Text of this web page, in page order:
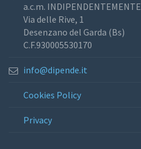
a.c.m. INDIPENDENTEMENTE
Via delle Rive, 1
Desenzano del Garda (Bs)
C.F.930005530170
info@dipende.it
Cookies Policy
Privacy